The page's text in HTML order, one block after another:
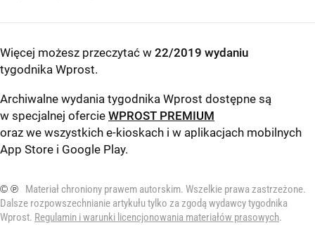
Więcej możesz przeczytać w 22/2019 wydaniu
tygodnika Wprost.
Archiwalne wydania tygodnika Wprost dostępne są
w specjalnej ofercie WPROST PREMIUM
oraz we wszystkich e-kioskach i w aplikacjach mobilnych
App Store i Google Play.
© ℗
Materiał chroniony prawem autorskim. Wszelkie prawa zastrzeżone.
Dalsze rozpowszechnianie artykułu tylko za zgodą wydawcy tygodnika
Wprost. Regulamin i warunki licencjonowania materiałów prasowych.